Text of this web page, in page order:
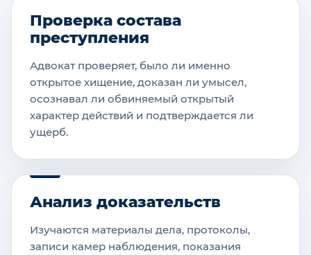
Проверка состава
преступления
Адвокат проверяет, было ли именно
открытое хищение, доказан ли умысел,
осознавал ли обвиняемый открытый
характер действий и подтверждается ли
ущерб.
Анализ доказательств
Изучаются материалы дела, протоколы,
записи камер наблюдения, показания